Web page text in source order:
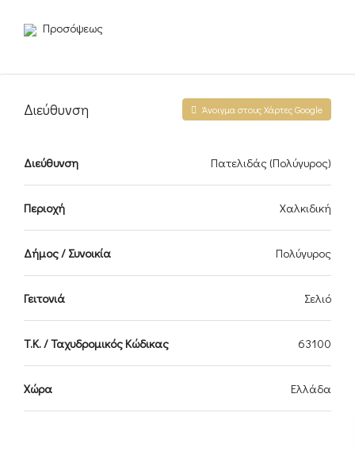
Προσόψεως
Διεύθυνση Άνοιγμα στους Χάρτες Google
Διεύθυνση Πατελιδάς (Πολύγυρος)
Δήμος / Συνοικία Πολύγυρος
Περιοχή Χαλκιδική
Τ.Κ. / Ταχυδρομικός Κώδικας 63100
Γειτονιά Σελιό
Χώρα Ελλάδα